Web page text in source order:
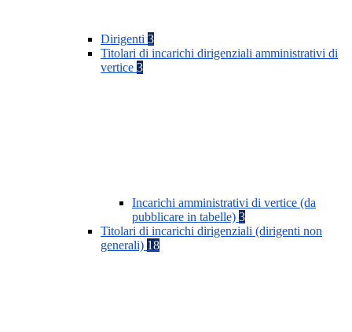
Dirigenti 3
Titolari di incarichi dirigenziali amministrativi di
vertice 3
Incarichi amministrativi di vertice (da
pubblicare in tabelle) 3
Titolari di incarichi dirigenziali (dirigenti non
generali) 18